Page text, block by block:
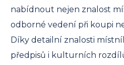
nabídnout nejen znalost
odborné vedení při koupi
Díky detailní znalosti
předpisů i kulturních